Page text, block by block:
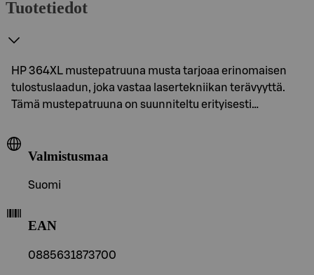
Tuotetiedot
HP 364XL mustepatruuna musta tarjoaa erinomaisen
tulostuslaadun, joka vastaa lasertekniikan terävyyttä.
Tämä mustepatruuna on suunniteltu erityisesti…
Valmistusmaa
Suomi
EAN
0885631873700